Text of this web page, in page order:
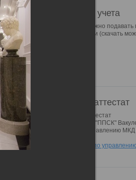
11.01.2021г
Показания приборов учета
Показания приборов учета можно подавать
нашем мобильном приложении (скачать
Apple Store
22.01.2020г
Квалификационный аттестат
Выдан квалификационный аттестат
генеральному директору ООО "ППСК"
Александру Сергеевичу по управлению МКД
г.Москве.
Квалификационный аттестат по